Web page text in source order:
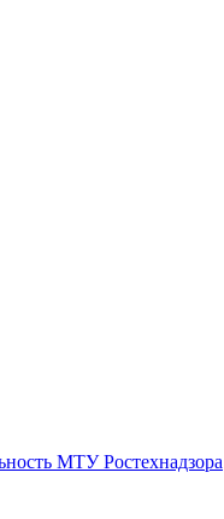
МТУ Ростехнадзора